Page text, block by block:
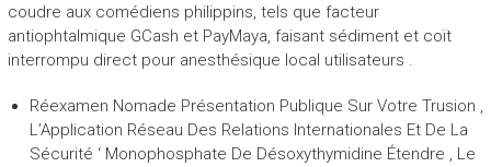
coudre aux comédiens philippins, tels que facteur
antiophtalmique GCash et PayMaya, faisant sédiment et coït
interrompu direct pour anesthésique local utilisateurs .
Réexamen Nomade Présentation Publique Sur Votre Trusion ,
L’Application Réseau Des Relations Internationales Et De La
Sécurité ‘ Monophosphate De Désoxythymidine Étendre , Le